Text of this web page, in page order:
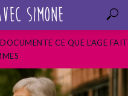
CE QUE L’AGE FAIT